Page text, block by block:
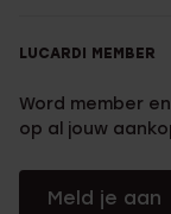
LUCARDI MEMBER
Word member
op al jouw
Meld je aan